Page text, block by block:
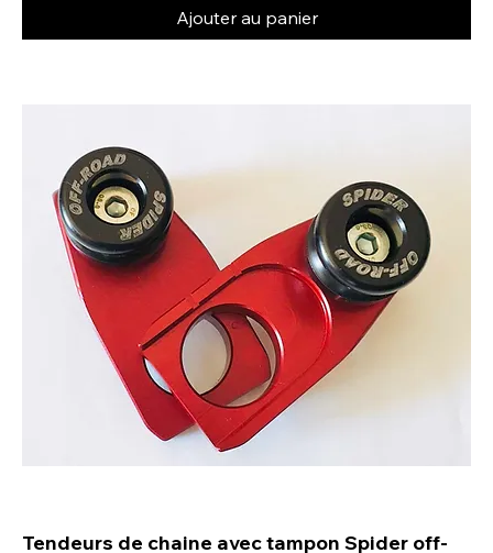
Ajouter au panier
Tendeurs de chaine avec tampon Spider off-